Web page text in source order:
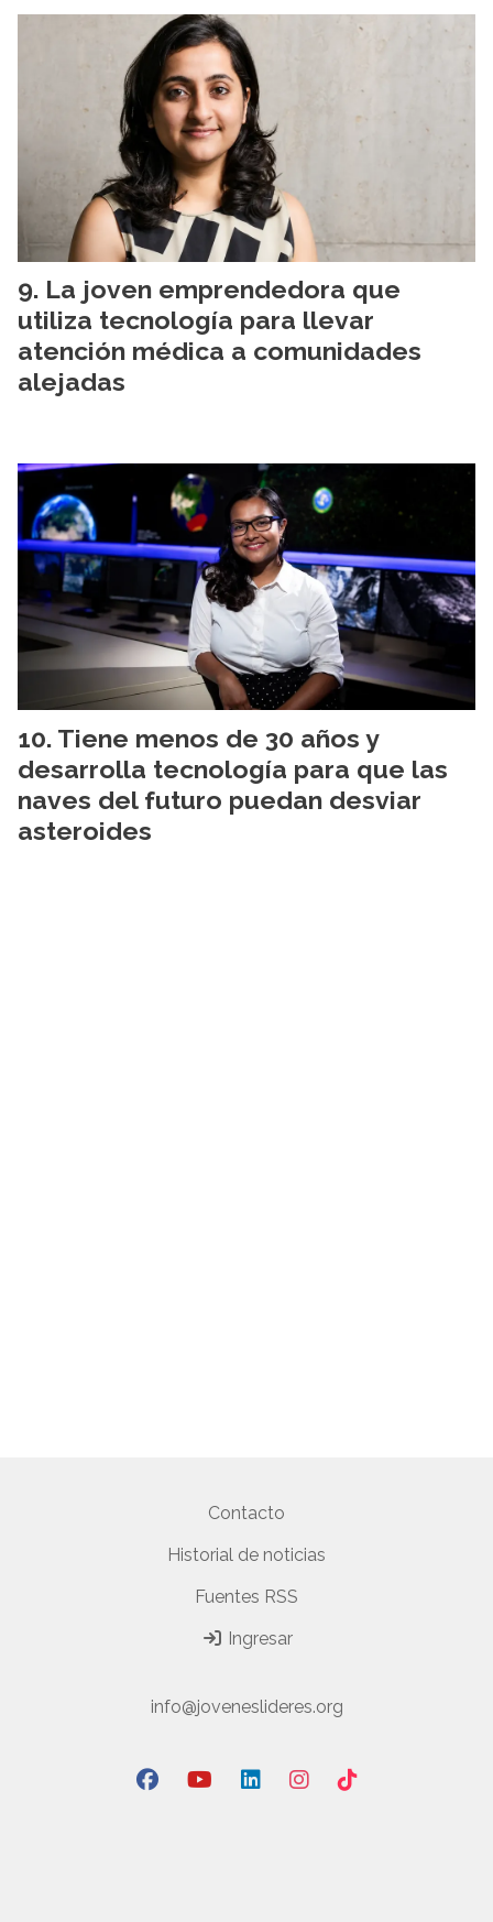
La joven emprendedora que
utiliza tecnología para llevar
atención médica a comunidades
alejadas
Tiene menos de 30 años y
desarrolla tecnología para que las
naves del futuro puedan desviar
asteroides
Contacto
Historial de noticias
Fuentes RSS
Ingresar
info@joveneslideres.org